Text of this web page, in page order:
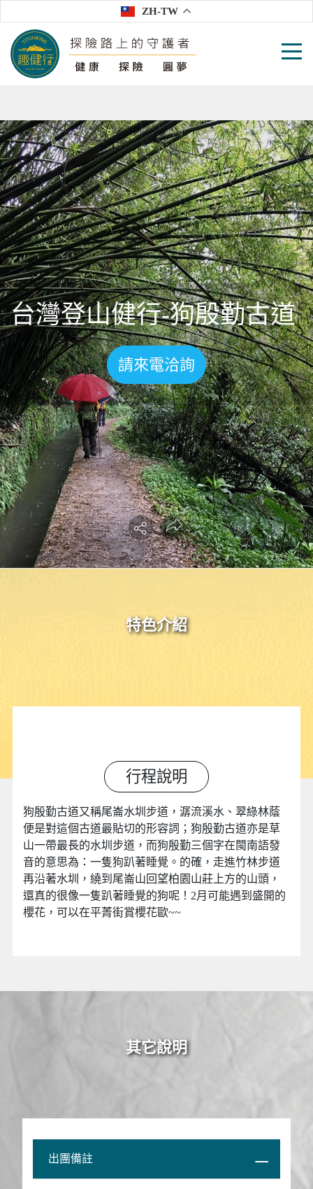
ZH-TW
台灣登山健行-狗殷勤古道
請來電洽詢
特色介紹
行程說明
狗殷勤古道又稱尾崙水圳步道，潺流溪水、翠綠林蔭
便是對這個古道最貼切的形容詞；狗殷勤古道亦是草
山一帶最長的水圳步道，而狗殷勤三個字在閩南語發
音的意思為：一隻狗趴著睡覺。的確，走進竹林步道
再沿著水圳，繞到尾崙山回望柏園山莊上方的山頭，
還真的很像一隻趴著睡覺的狗呢！2月可能遇到盛開的
櫻花，可以在平菁街賞櫻花歐~~
其它說明
出團備註